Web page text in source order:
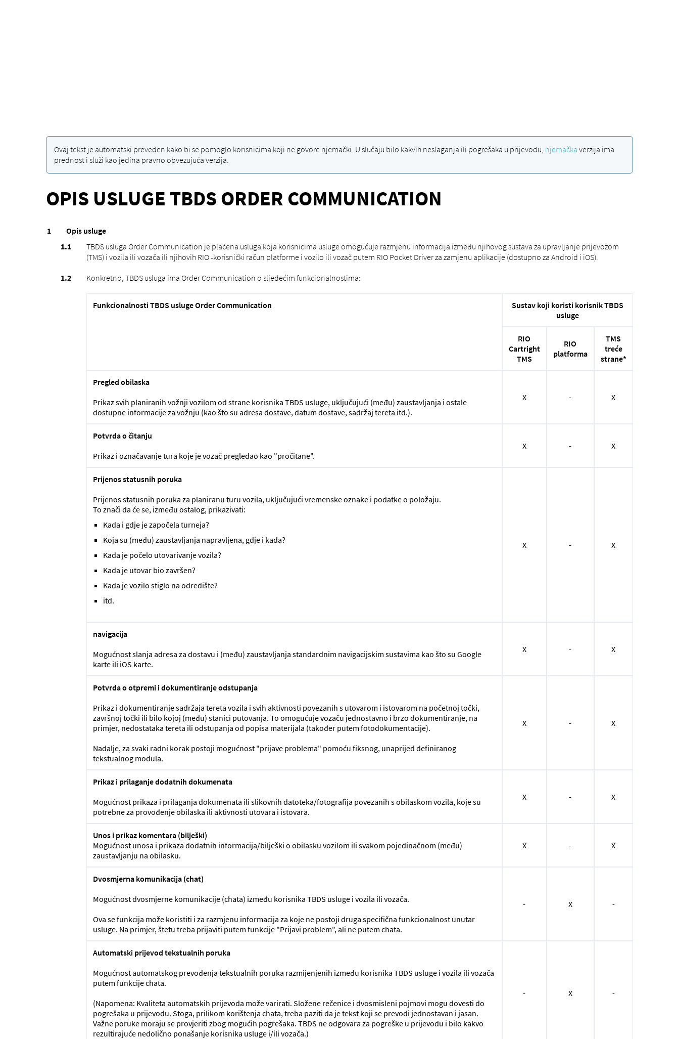
Ovaj tekst je automatski preveden kako bi se pomoglo korisnicima koji ne govore njemački. U slučaju bilo kakvih neslaganja ili pogrešaka u prijevodu, njemačka verzija ima
prednost i služi kao jedina pravno obvezujuća verzija.
OPIS USLUGE TBDS ORDER COMMUNICATION
Opis usluge
TBDS usluga Order Communication je plaćena usluga koja korisnicima usluge omogućuje razmjenu informacija između njihovog sustava za upravljanje prijevozom
(TMS) i vozila ili vozača ili njihovih RIO -korisnički račun platforme i vozilo ili vozač putem RIO Pocket Driver za zamjenu aplikacije (dostupno za Android i iOS).
Konkretno, TBDS usluga ima Order Communication o sljedećim funkcionalnostima:
Funkcionalnosti TBDS usluge Order Communication
Sustav koji koristi korisnik TBDS
usluge
RIO
Cartright
TMS
RIO
platforma
TMS
treće
strane*
Pregled obilaska
Prikaz svih planiranih vožnji vozilom od strane korisnika TBDS usluge, uključujući (među) zaustavljanja i ostale
dostupne informacije za vožnju (kao što su adresa dostave, datum dostave, sadržaj tereta itd.).
X - X
Potvrda o čitanju
Prikaz i označavanje tura koje je vozač pregledao kao "pročitane".
X - X
Prijenos statusnih poruka
Prijenos statusnih poruka za planiranu turu vozila, uključujući vremenske oznake i podatke o položaju.
To znači da će se, između ostalog, prikazivati:
Kada i gdje je započela turneja?
Koja su (među) zaustavljanja napravljena, gdje i kada?
Kada je počelo utovarivanje vozila?
Kada je utovar bio završen?
Kada je vozilo stiglo na odredište?
itd.
X - X
navigacija
Mogućnost slanja adresa za dostavu i (među) zaustavljanja standardnim navigacijskim sustavima kao što su Google
karte ili iOS karte.
X - X
Potvrda o otpremi i dokumentiranje odstupanja
Prikaz i dokumentiranje sadržaja tereta vozila i svih aktivnosti povezanih s utovarom i istovarom na početnoj točki,
završnoj točki ili bilo kojoj (među) stanici putovanja. To omogućuje vozaču jednostavno i brzo dokumentiranje, na
primjer, nedostataka tereta ili odstupanja od popisa materijala (također putem fotodokumentacije).
Nadalje, za svaki radni korak postoji mogućnost "prijave problema" pomoću fiksnog, unaprijed definiranog
tekstualnog modula.
X - X
Prikaz i prilaganje dodatnih dokumenata
Mogućnost prikaza i prilaganja dokumenata ili slikovnih datoteka/fotografija povezanih s obilaskom vozila, koje su
potrebne za provođenje obilaska ili aktivnosti utovara i istovara.
X - X
Unos i prikaz komentara (bilješki)
Mogućnost unosa i prikaza dodatnih informacija/bilješki o obilasku vozilom ili svakom pojedinačnom (među)
zaustavljanju na obilasku.
X - X
Dvosmjerna komunikacija (chat)
Mogućnost dvosmjerne komunikacije (chata) između korisnika TBDS usluge i vozila ili vozača.
Ova se funkcija može koristiti i za razmjenu informacija za koje ne postoji druga specifična funkcionalnost unutar
usluge. Na primjer, štetu treba prijaviti putem funkcije "Prijavi problem", ali ne putem chata.
- X -
Automatski prijevod tekstualnih poruka
Mogućnost automatskog prevođenja tekstualnih poruka razmijenjenih između korisnika TBDS usluge i vozila ili vozača
putem funkcije chata.
(Napomena: Kvaliteta automatskih prijevoda može varirati. Složene rečenice i dvosmisleni pojmovi mogu dovesti do
pogrešaka u prijevodu. Stoga, prilikom korištenja chata, treba paziti da je tekst koji se prevodi jednostavan i jasan.
Važne poruke moraju se provjeriti zbog mogućih pogrešaka. TBDS ne odgovara za pogreške u prijevodu i bilo kakvo
rezultirajuće nedolično ponašanje korisnika usluge i/ili vozača.)
- X -